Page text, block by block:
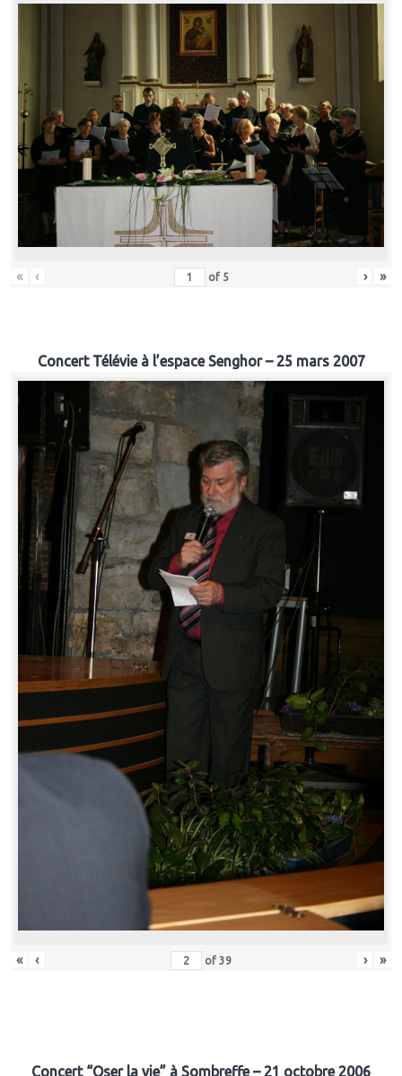
« ‹ of 5 › »
Concert Télévie à l’espace Senghor – 25 mars 2007
« ‹ of 39 › »
Concert “Oser la vie” à Sombreffe – 21 octobre 2006